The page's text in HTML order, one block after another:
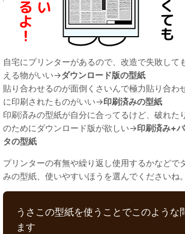
自宅にプリンターがあるので、改造で失敗して
える物がいい→ダウンロード版の型紙
貼り合わせるのが面倒くさいんで極力貼り合わ
に印刷されたものがいい→印刷済みの型紙
印刷済みの型紙が自分に合ってるけど、破れた
のためにダウンロード版が欲しい→印刷済み+
タの型紙
プリンターの有無や繰り返し使用するかなどで
みの型紙、使いやすいほうを選んでくださいね。
うさこの型紙を使うことでこのような
ます